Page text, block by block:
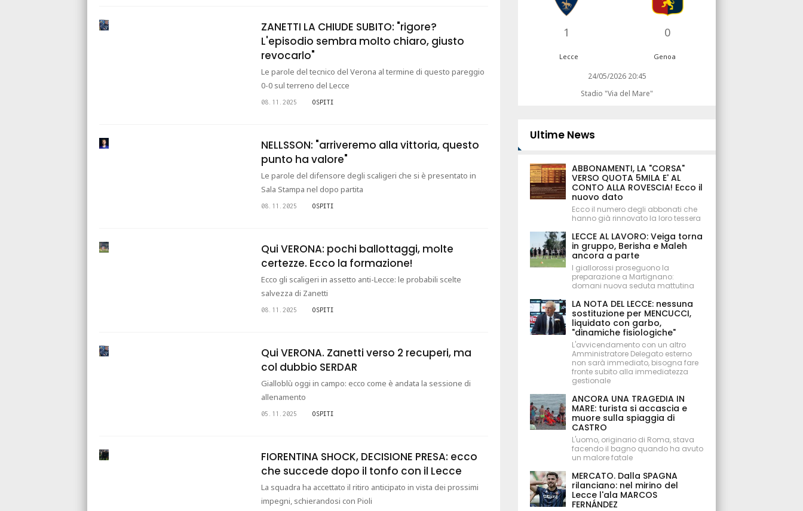
ZANETTI LA CHIUDE SUBITO: "rigore?
L'episodio sembra molto chiaro, giusto
revocarlo"
Le parole del tecnico del Verona al termine di questo pareggio
0-0 sul terreno del Lecce
08.11.2025 OSPITI
NELLSSON: "arriveremo alla vittoria, questo
punto ha valore"
Le parole del difensore degli scaligeri che si è presentato in
Sala Stampa nel dopo partita
08.11.2025 OSPITI
Qui VERONA: pochi ballottaggi, molte
certezze. Ecco la formazione!
Ecco gli scaligeri in assetto anti-Lecce: le probabili scelte
salvezza di Zanetti
08.11.2025 OSPITI
Qui VERONA. Zanetti verso 2 recuperi, ma
col dubbio SERDAR
Gialloblù oggi in campo: ecco come è andata la sessione di
allenamento
05.11.2025 OSPITI
FIORENTINA SHOCK, DECISIONE PRESA: ecco
che succede dopo il tonfo con il Lecce
La squadra ha accettato il ritiro anticipato in vista dei prossimi
impegni, schierandosi con Pioli
1 0
Lecce Genoa
24/05/2026 20:45
Stadio "Via del Mare"
Ultime News
ABBONAMENTI, LA "CORSA"
VERSO QUOTA 5MILA E' AL
CONTO ALLA ROVESCIA! Ecco il
nuovo dato
Ecco il numero degli abbonati che
hanno già rinnovato la loro tessera
LECCE AL LAVORO: Veiga torna
in gruppo, Berisha e Maleh
ancora a parte
I giallorossi proseguono la
preparazione a Martignano:
domani nuova seduta mattutina
LA NOTA DEL LECCE: nessuna
sostituzione per MENCUCCI,
liquidato con garbo,
"dinamiche fisiologiche"
L'avvicendamento con un altro
Amministratore Delegato esterno
non sarà immediato, bisogna fare
fronte subito alla immediatezza
gestionale
ANCORA UNA TRAGEDIA IN
MARE: turista si accascia e
muore sulla spiaggia di
CASTRO
L'uomo, originario di Roma, stava
facendo il bagno quando ha avuto
un malore fatale
MERCATO. Dalla SPAGNA
rilanciano: nel mirino del
Lecce l'ala MARCOS
FERNÁNDEZ